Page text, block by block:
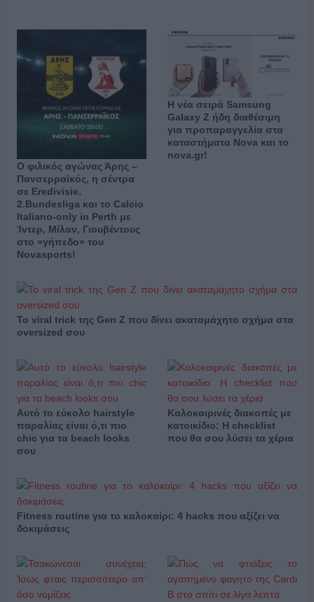
Ο φιλικός αγώνας Άρης –
Πανσερραϊκός, η σέντρα
σε Eredivisie,
2.Bundesliga και το Calcio
Italiano-only in Perth με
Ίντερ, Μίλαν, Γιουβέντους
στο «γήπεδο» του
Novasports!
Η νέα σειρά Samsung
Galaxy Ζ ήδη διαθέσιμη
για προπαραγγελία στα
καταστήματα Nova και το
nova.gr!
Το viral trick της Gen Z που δίνει ακαταμάχητο σχήμα στα
oversized σου
Αυτό το εύκολο hairstyle
παραλίας είναι ό,τι πιο
chic για τα beach looks
σου
Καλοκαιρινές διακοπές με
κατοικίδιο: Η checklist
που θα σου λύσει τα χέρια
Fitness routine για το καλοκαίρι: 4 hacks που αξίζει να
δοκιμάσεις